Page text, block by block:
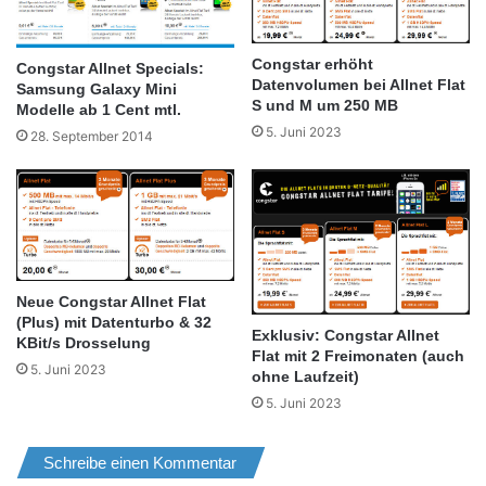
Congstar Allnet Specials:
Samsung Galaxy Mini
Modelle ab 1 Cent mtl.
28. September 2014
Congstar erhöht
Datenvolumen bei Allnet Flat
S und M um 250 MB
5. Juni 2023
Neue Congstar Allnet Flat
(Plus) mit Datenturbo & 32
KBit/s Drosselung
5. Juni 2023
Exklusiv: Congstar Allnet
Flat mit 2 Freimonaten (auch
ohne Laufzeit)
5. Juni 2023
Schreibe einen Kommentar